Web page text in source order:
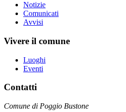
Notizie
Comunicati
Avvisi
Vivere il comune
Luoghi
Eventi
Contatti
Comune di Poggio Bustone